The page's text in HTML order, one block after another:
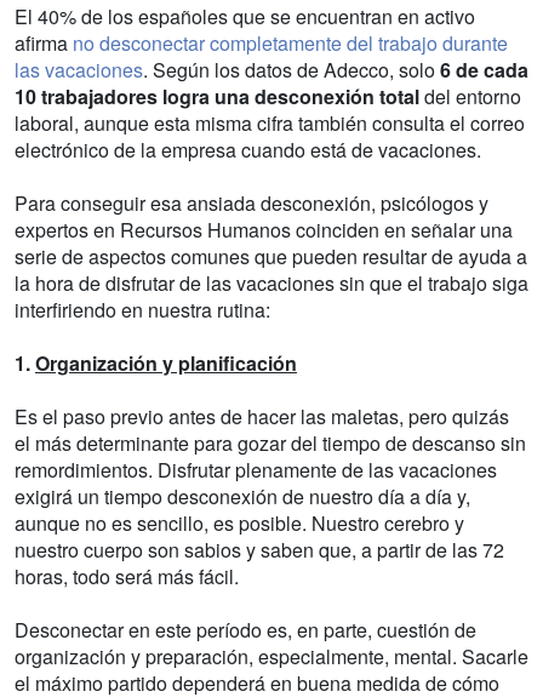
El 40% de los españoles que se encuentran en activo
afirma no desconectar completamente del trabajo durante
las vacaciones. Según los datos de Adecco, solo6 de cada
10 trabajadores logra una desconexión totaldel entorno
laboral, aunque esta misma cifra también consulta el correo
electrónico de la empresa cuando está de vacaciones.
Para conseguir esa ansiada desconexión, psicólogos y
expertos en Recursos Humanos coinciden en señalar una
serie de aspectos comunes que pueden resultar de ayuda a
la hora de disfrutar de las vacaciones sin que el trabajo siga
interfiriendo en nuestra rutina:
1.Organización y planificación
Es el paso previo antes de hacer las maletas, pero quizás
el más determinante para gozar del tiempo de descanso sin
remordimientos. Disfrutar plenamente de las vacaciones
exigirá un tiempo desconexión de nuestro día a día y,
aunque no es sencillo, es posible. Nuestro cerebro y
nuestro cuerpo son sabios y saben que, a partir de las 72
horas, todo será más fácil.
Desconectar en este período es, en parte, cuestión de
organización y preparación, especialmente, mental. Sacarle
el máximo partido dependerá en buena medida de cómo